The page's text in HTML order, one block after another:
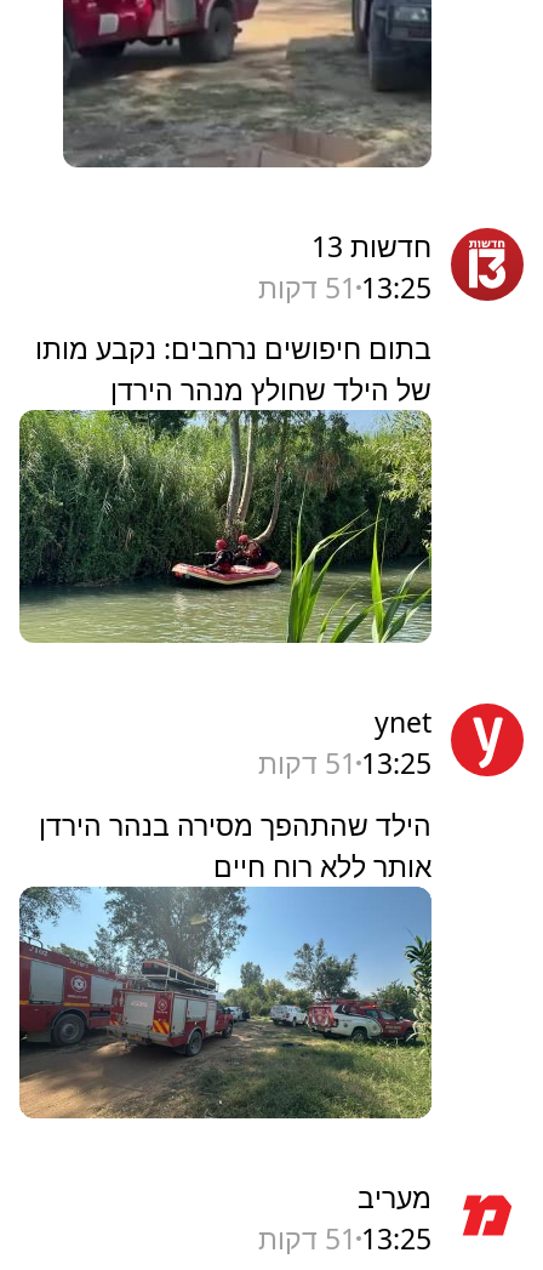
חדשות 13
13:25 51 דקות
בתום חיפושים נרחבים: נקבע מותו
של הילד שחולץ מנהר הירדן
ynet
13:25 51 דקות
הילד שהתהפך מסירה בנהר הירדן
אותר ללא רוח חיים
מעריב
13:25 51 דקות